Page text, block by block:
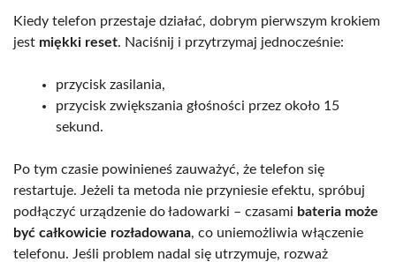
Kiedy telefon przestaje działać, dobrym pierwszym krokiem
jest miękki reset. Naciśnij i przytrzymaj jednocześnie:
przycisk zasilania,
przycisk zwiększania głośności przez około 15
sekund.
Po tym czasie powinieneś zauważyć, że telefon się
restartuje. Jeżeli ta metoda nie przyniesie efektu, spróbuj
podłączyć urządzenie do ładowarki – czasami bateria może
być całkowicie rozładowana, co uniemożliwia włączenie
telefonu. Jeśli problem nadal się utrzymuje, rozważ